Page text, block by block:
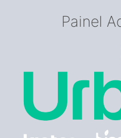
Painel